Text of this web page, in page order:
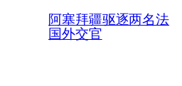
阿塞拜疆驱逐两名法
国外交官